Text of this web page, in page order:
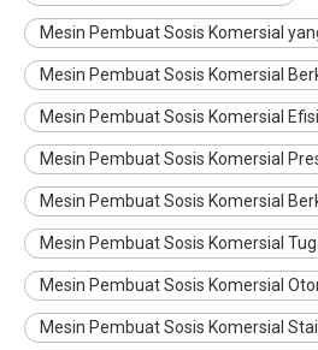
Mesin Pembuat Sosis Komersial
Mesin Pembuat Sosis Komersial
Mesin Pembuat Sosis Komersial
Mesin Pembuat Sosis Komersial
Mesin Pembuat Sosis Komersial
Mesin Pembuat Sosis Komersial
Mesin Pembuat Sosis Komersial
Mesin Pembuat Sosis Komersial